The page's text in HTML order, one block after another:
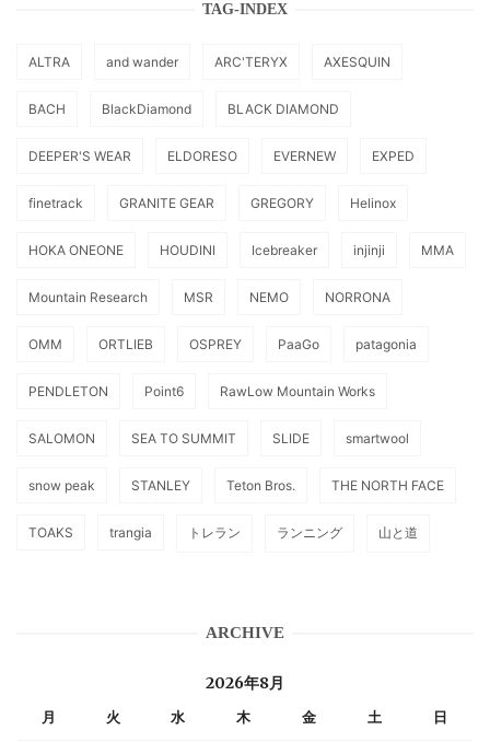
TAG-INDEX
ALTRA and wander ARC'TERYX AXESQUIN
BACH BlackDiamond BLACK DIAMOND
DEEPER'S WEAR ELDORESO EVERNEW EXPED
finetrack GRANITE GEAR GREGORY Helinox
HOKA ONEONE HOUDINI Icebreaker injinji MMA
Mountain Research MSR NEMO NORRONA
OMM ORTLIEB OSPREY PaaGo patagonia
PENDLETON Point6 RawLow Mountain Works
SALOMON SEA TO SUMMIT SLIDE smartwool
snow peak STANLEY Teton Bros. THE NORTH FACE
TOAKS trangia トレラン ランニング 山と道
ARCHIVE
2026年8月
月 火 水 木 金 土 日